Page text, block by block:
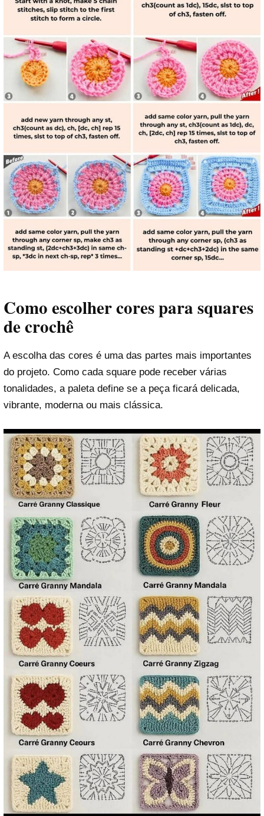
Como escolher cores para squares
de crochê
A escolha das cores é uma das partes mais importantes
do projeto. Como cada square pode receber várias
tonalidades, a paleta define se a peça ficará delicada,
vibrante, moderna ou mais clássica.